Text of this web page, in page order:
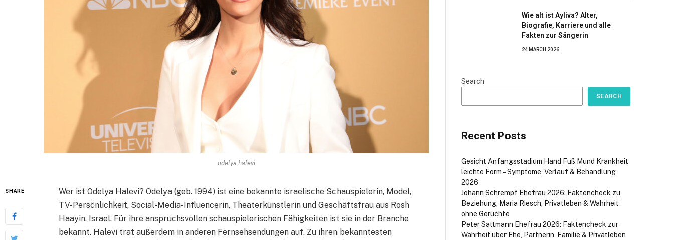
odelya halevi
SHARE
Wer ist Odelya Halevi? Odelya (geb. 1994) ist eine bekannte israelische Schauspielerin, Model,
TV-Persönlichkeit, Social-Media-Influencerin, Theaterkünstlerin und Geschäftsfrau aus Rosh
Haayin, Israel. Für ihre anspruchsvollen schauspielerischen Fähigkeiten ist sie in der Branche
bekannt. Halevi trat außerdem in anderen Fernsehsendungen auf. Zu ihren bekanntesten
Wie alt ist Ayliva? Alter,
Biografie, Karriere und alle
Fakten zur Sängerin
24 MARCH 2026
Search
SEARCH
Recent Posts
Gesicht Anfangsstadium Hand Fuß Mund Krankheit
leichte Form – Symptome, Verlauf & Behandlung
2026
Johann Schrempf Ehefrau 2026: Faktencheck zu
Beziehung, Maria Riesch, Privatleben & Wahrheit
ohne Gerüchte
Peter Sattmann Ehefrau 2026: Faktencheck zur
Wahrheit über Ehe, Partnerin, Familie & Privatleben